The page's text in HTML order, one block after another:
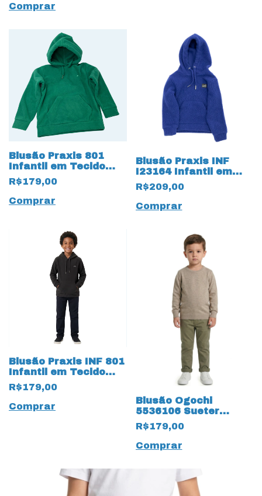
Comprar
Blusão Praxis 801
Infantil em Tecido
Soft Thermo Verde
R$179,00
Comprar
Blusão Praxis INF
I23164 Infantil em
tecido Pettenati
15236 Flocado
R$209,00
Comprar
Blusão Praxis INF 801
Infantil em Tecido
Soft Pettenati
R$179,00
Comprar
Blusão Ogochi
5536106 Sueter
Infantil em Tricot
Slim 19682 Areia
R$179,00
Comprar